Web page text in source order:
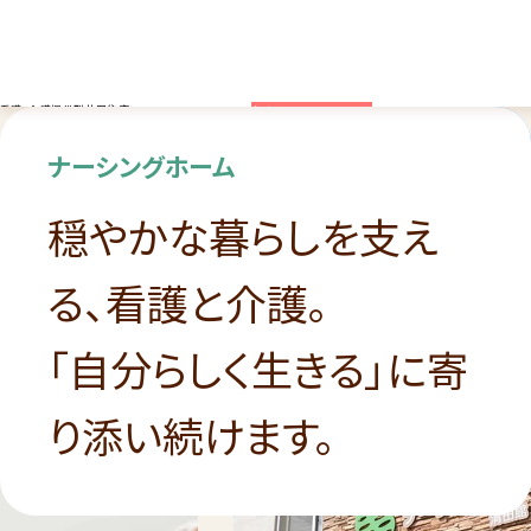
看護・介護提供型共同住宅
採用
ナーシングホーム
穏やかな暮らしを支え
る、看護と介護。
「自分らしく生きる」に寄
り添い続けます。